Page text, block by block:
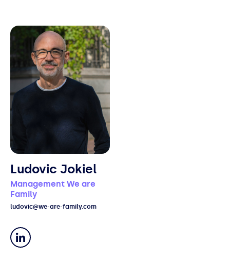
Ludovic Jokiel
Management We are
Family
ludovic@we-are-family.com